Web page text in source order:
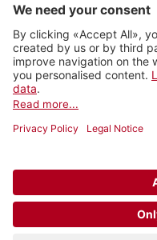
Twenty ways
Raimonda Žiūkaitė
2024